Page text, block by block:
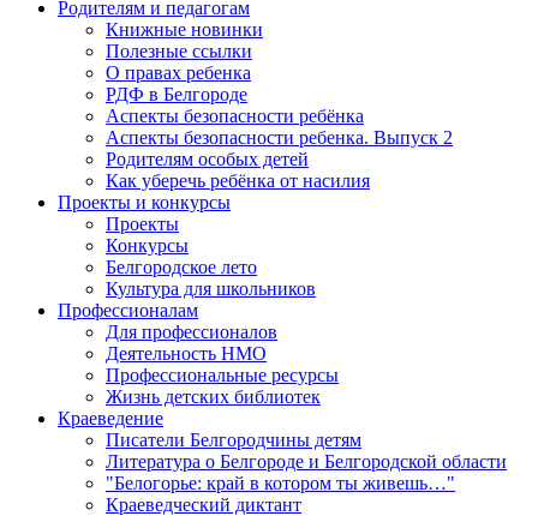
Родителям и педагогам
Книжные новинки
Полезные ссылки
О правах ребенка
РДФ в Белгороде
Аспекты безопасности ребёнка
Аспекты безопасности ребенка. Выпуск 2
Родителям особых детей
Как уберечь ребёнка от насилия
Проекты и конкурсы
Проекты
Конкурсы
Белгородское лето
Культура для школьников
Профессионалам
Для профессионалов
Деятельность НМО
Профессиональные ресурсы
Жизнь детских библиотек
Краеведение
Писатели Белгородчины детям
Литература о Белгороде и Белгородской области
"Белогорье: край в котором ты живешь…"
Краеведческий диктант